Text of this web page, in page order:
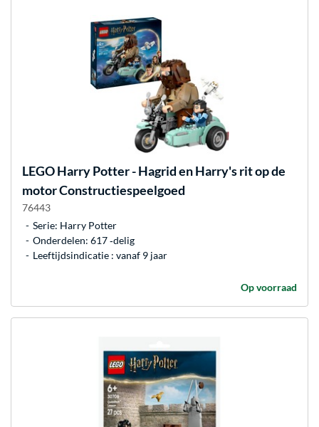
LEGOHarry Potter - Hagrid en Harry's rit op de
motor Constructiespeelgoed
76443
Serie: Harry Potter
Onderdelen: 617 ‐delig
Leeftijdsindicatie : vanaf 9 jaar
Op voorraad